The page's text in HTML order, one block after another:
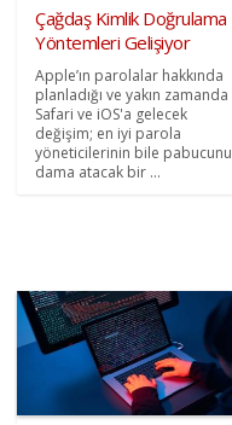
Çağdaş Kimlik Doğrulama
Yöntemleri Gelişiyor
Apple’ın parolalar hakkında
planladığı ve yakın zamanda
Safari ve iOS'a gelecek
değişim; en iyi parola
yöneticilerinin bile pabucunu
dama atacak bir ...